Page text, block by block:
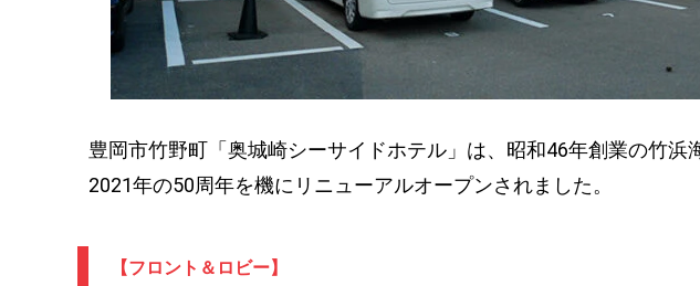
豊岡市竹野町「奥城崎シーサイドホテル」は、昭和46年創業の竹浜
2021年の50周年を機にリニューアルオープンされました。
【フロント＆ロビー】